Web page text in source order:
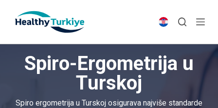
p
Spiro-Ergometrija u
Turskoj
Spiro ergometrija u Turskoj osigurava najviše standarde